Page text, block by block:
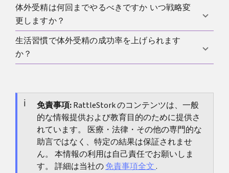
ください。まれな合併症でも早期に対応すると安全
性が上がります。
追加治療は目的と適応と根拠が重要です。生児獲得
に対してどの程度の改善が期待できるのか、リスク
と費用は何か、代替案はあるかをセットで説明して
もらい、納得して選ぶのが現実的です。
体外受精は何回までやるべきですか いつ戦略変
更しますか？
多くは1回から3回程度で反応や受精 胚発育を評価
し、刺激法 移植方針 ICSI 適応 凍結胚の運用などを
価値が高いです。
生活習慣で体外受精の成功率を上げられます
か？
酒を避けるなどは全体の健康と治療の土台になりま
す。一方で根拠が弱いサプリや極端な食事に頼るよ
り、主治医と優先順位を決めて実行する方が現実的
です。
免責事項:RattleStork のコンテンツは、一般
的な情報提供および教育目的のために提供さ
れています。 医療・法律・その他の専門的な
助言ではなく、特定の結果は保証されませ
ん。 本情報の利用は自己責任でお願いしま
す。 詳細は当社の免責事項全文.